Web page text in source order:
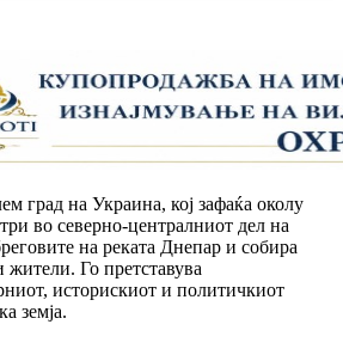
град на Украина, кој зафаќа околу
во северно-централниот дел на
на реката Днепар и собира
Го претставува
историскиот и политичкиот
земја.